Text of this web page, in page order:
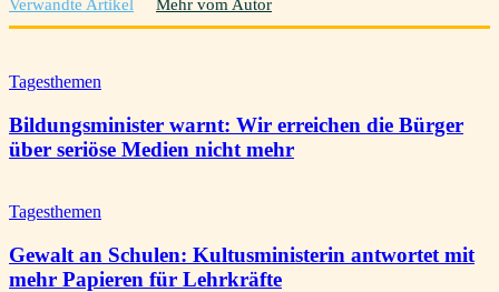
Verwandte Artikel Mehr vom Autor
Tagesthemen
Bildungsminister warnt: Wir erreichen die Bürger
über seriöse Medien nicht mehr
Tagesthemen
Gewalt an Schulen: Kultusministerin antwortet mit
mehr Papieren für Lehrkräfte